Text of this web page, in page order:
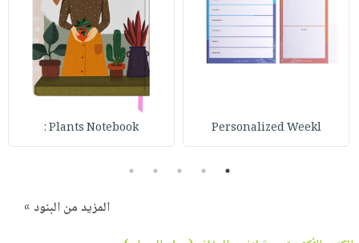
Personalized Weekl
Plants Notebook :
1
2
3
4
5
المزيد من البنود »